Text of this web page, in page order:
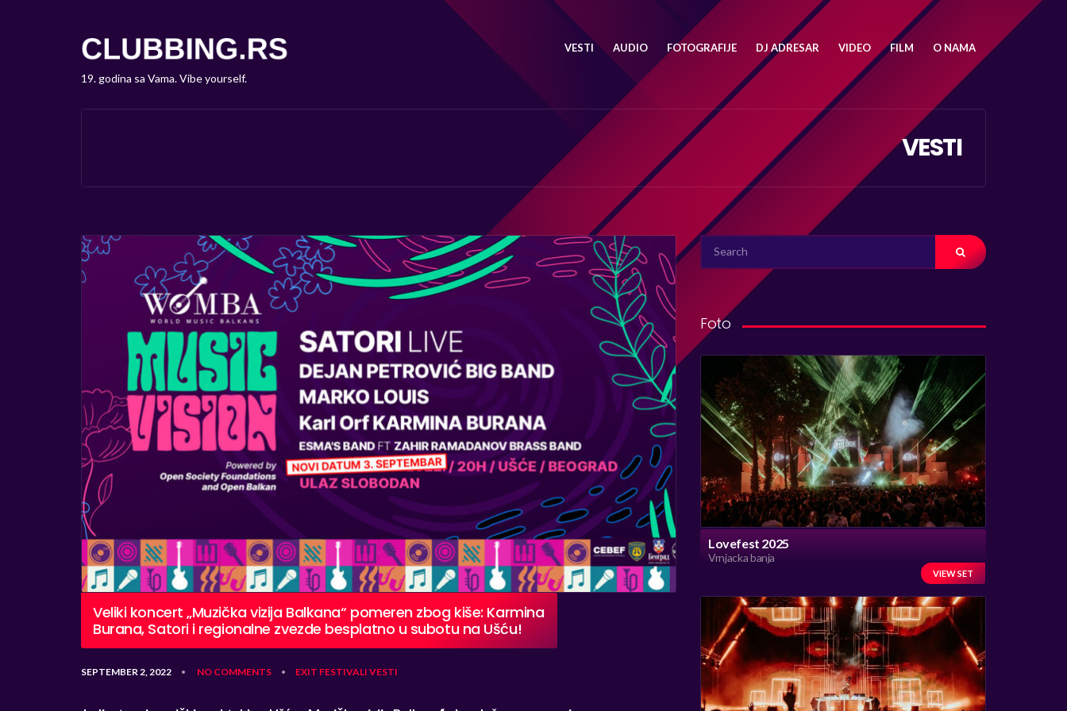
19. godina sa Vama. Vibe yourself.
VESTI AUDIO FOTOGRAFIJE DJ ADRESAR VIDEO FILM O NAMA
VESTI
Veliki koncert „Muzička vizija Balkana“ pomeren zbog kiše: Karmina
Burana, Satori i regionalne zvezde besplatno u subotu na Ušću!
SEPTEMBER 2, 2022 • NO COMMENTS • EXIT FESTIVALI VESTI
SEARCH
FOR:
Foto
Lovefest 2025
Vrnjacka banja
VIEW SET